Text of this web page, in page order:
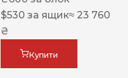
$530 за ящик≈ 23 760
₴
Купити